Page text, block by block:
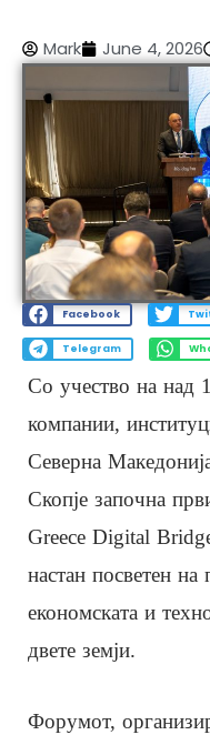
Mark June 4, 2026
Facebook
Telegram
Со учество на над
компании,
Северна
Скопје започна
Greece Digital
настан посветен
економската и
двете земји.
Форумот,